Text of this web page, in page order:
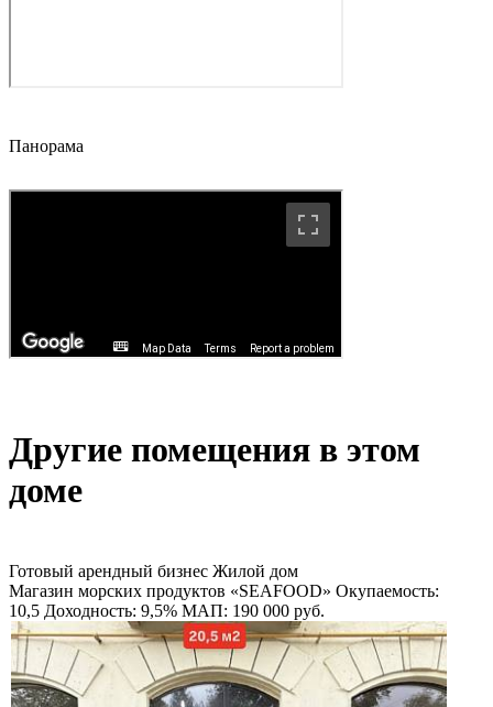
Панорама
Другие помещения в этом
доме
Готовый арендный бизнес Жилой дом
Магазин морских продуктов «SEAFOOD» Окупаемость:
10,5 Доходность: 9,5% МАП: 190 000 руб.